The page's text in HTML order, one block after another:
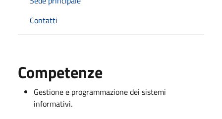
Contatti
Competenze
Gestione e programmazione dei sistemi
informativi.